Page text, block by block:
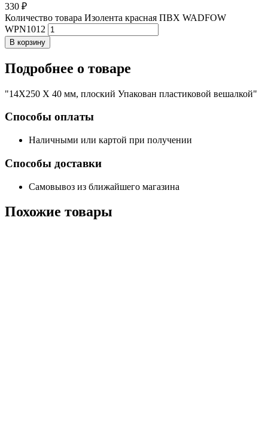
330 ₽
Количество товара Изолента красная ПВХ WADFOW
WPN1012
В корзину
Подробнее о товаре
"14X250 X 40 мм, плоский Упакован пластиковой вешалкой"
Способы оплаты
Наличными или картой при получении
Способы доставки
Самовывоз из ближайшего магазина
Похожие товары